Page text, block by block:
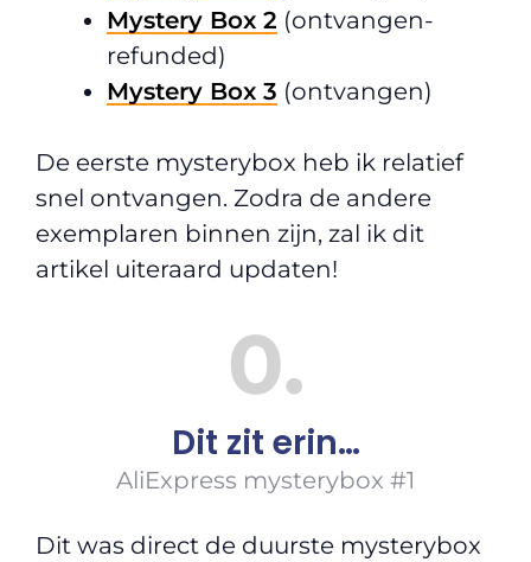
Mystery Box 2 (ontvangen-
refunded)
Mystery Box 3 (ontvangen)
De eerste mysterybox heb ik relatief
snel ontvangen. Zodra de andere
exemplaren binnen zijn, zal ik dit
artikel uiteraard updaten!
0
Dit zit erin…
AliExpress mysterybox #1
Dit was direct de duurste mysterybox